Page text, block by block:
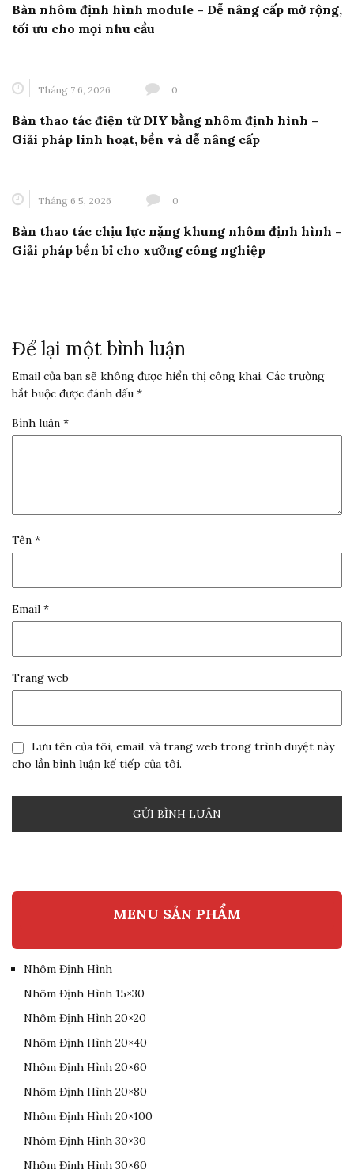
Bàn nhôm định hình module – Dễ nâng cấp mở rộng,
tối ưu cho mọi nhu cầu
Tháng 7 6, 2026 0
Bàn thao tác điện tử DIY bằng nhôm định hình –
Giải pháp linh hoạt, bền và dễ nâng cấp
Tháng 6 5, 2026 0
Bàn thao tác chịu lực nặng khung nhôm định hình –
Giải pháp bền bỉ cho xưởng công nghiệp
Để lại một bình luận
Email của bạn sẽ không được hiển thị công khai. Các trường
bắt buộc được đánh dấu *
Bình luận *
Tên *
Email *
Trang web
Lưu tên của tôi, email, và trang web trong trình duyệt này
cho lần bình luận kế tiếp của tôi.
MENU SẢN PHẨM
Nhôm Định Hình
Nhôm Định Hình 15×30
Nhôm Định Hình 20×20
Nhôm Định Hình 20×40
Nhôm Định Hình 20×60
Nhôm Định Hình 20×80
Nhôm Định Hình 20×100
Nhôm Định Hình 30×30
Nhôm Định Hình 30×60